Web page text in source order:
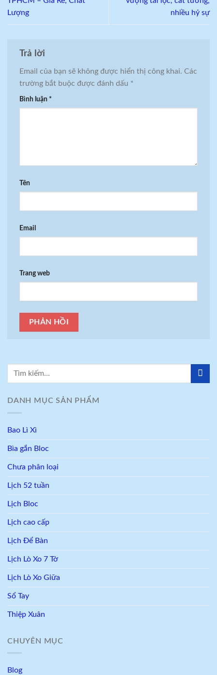
Lượng
nhiều hỷ sự
Trả lời
Email của bạn sẽ không được hiển thị công khai. Các
trường bắt buộc được đánh dấu *
Bình luận *
Tên
Email
Trang web
DANH MỤC SẢN PHẨM
Bao Lì Xì
Bìa gắn Bloc
Chưa phân loại
Lịch 52 tuần
Lịch Bloc
Lịch cao cấp
Lịch Để Bàn
Lịch Lò Xo 7 Tờ
Lịch Lò Xo Giữa
Sổ Tay
Thiệp Xuân
CHUYÊN MỤC
Blog